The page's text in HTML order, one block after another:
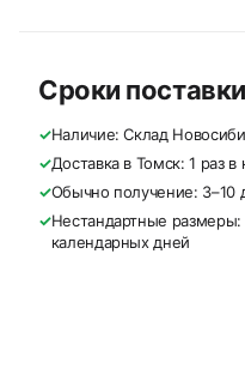
Сроки поставки
✓Наличие: Склад
✓Доставка в Томск: 1 раз
✓Обычно получение: 3–10
✓Нестандартные размеры:
календарных дней